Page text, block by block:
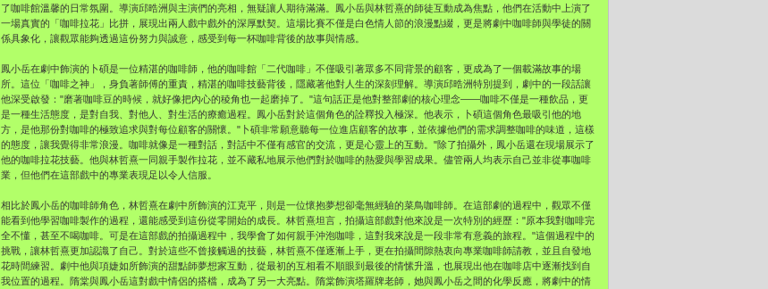
了咖啡館溫馨的日常氛圍。導演邱晧洲與主演們的亮相，無疑讓人期待滿滿。鳳小岳與林哲熹的師徒互動成為焦點，他們在活動中上演了
一場真實的「咖啡拉花」比拼，展現出兩人戲中戲外的深厚默契。這場比賽不僅是白色情人節的浪漫點綴，更是將劇中咖啡師與學徒的關
係具象化，讓觀眾能夠透過這份努力與誠意，感受到每一杯咖啡背後的故事與情感。
鳳小岳在劇中飾演的卜碩是一位精湛的咖啡師，他的咖啡館「二代咖啡」不僅吸引著眾多不同背景的顧客，更成為了一個載滿故事的場
所。這位「咖啡之神」，身負著師傅的重責，精湛的咖啡技藝背後，隱藏著他對人生的深刻理解。導演邱晧洲特別提到，劇中的一段話讓
他深受啟發："磨著咖啡豆的時候，就好像把內心的稜角也一起磨掉了。"這句話正是他對整部劇的核心理念——咖啡不僅是一種飲品，更
是一種生活態度，是對自我、對他人、對生活的療癒過程。鳳小岳對於這個角色的詮釋投入極深。他表示，卜碩這個角色最吸引他的地
方，是他那份對咖啡的極致追求與對每位顧客的關懷。"卜碩非常願意聽每一位進店顧客的故事，並依據他們的需求調整咖啡的味道，這樣
的態度，讓我覺得非常浪漫。咖啡就像是一種對話，對話中不僅有感官的交流，更是心靈上的互動。"除了拍攝外，鳳小岳還在現場展示了
他的咖啡拉花技藝。他與林哲熹一同親手製作拉花，並不藏私地展示他們對於咖啡的熱愛與學習成果。儘管兩人均表示自己並非從事咖啡
業，但他們在這部戲中的專業表現足以令人信服。
相比於鳳小岳的咖啡師角色，林哲熹在劇中所飾演的江克平，則是一位懷抱夢想卻毫無經驗的菜鳥咖啡師。在這部劇的過程中，觀眾不僅
能看到他學習咖啡製作的過程，還能感受到這份從零開始的成長。林哲熹坦言，拍攝這部戲對他來說是一次特別的經歷："原本我對咖啡完
全不懂，甚至不喝咖啡。可是在這部戲的拍攝過程中，我學會了如何親手沖泡咖啡，這對我來說是一段非常有意義的旅程。"這個過程中的
挑戰，讓林哲熹更加認識了自己。對於這些不曾接觸過的技藝，林哲熹不僅逐漸上手，更在拍攝間隙熱衷向專業咖啡師請教，並且自發地
花時間練習。劇中他與項婕如所飾演的甜點師夢想家互動，從最初的互相看不順眼到最後的情愫升溫，也展現出他在咖啡店中逐漸找到自
我位置的過程。隋棠與鳳小岳這對戲中情侶的搭檔，成為了另一大亮點。隋棠飾演塔羅牌老師，她與鳳小岳之間的化學反應，將劇中的情